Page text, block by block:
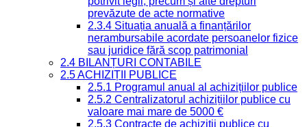
prevăzute de acte normative
2.3.4 Situația anuală a finanțărilor
nerambursabile acordate persoanelor fizice
sau juridice fără scop patrimonial
2.4 BILANȚURI CONTABILE
2.5 ACHIZIȚII PUBLICE
2.5.1 Programul anual al achizițiilor publice
2.5.2 Centralizatorul achizițiilor publice cu
valoare mai mare de 5000 €
2.5.3 Contracte de achiziții publice cu